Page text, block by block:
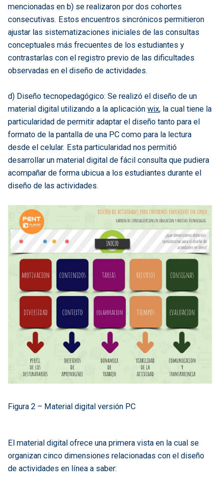
mencionadas en b) se realizaron por dos cohortes
consecutivas. Estos encuentros sincrónicos permitieron
ajustar las sistematizaciones iniciales de las consultas
conceptuales más frecuentes de los estudiantes y
contrastarlas con el registro previo de las dificultades
observadas en el diseño de actividades.
d) Diseño tecnopedagógico: Se realizó el diseño de un
material digital utilizando a la aplicaciónwix, la cual tiene la
particularidad de permitir adaptar el diseño tanto para el
formato de la pantalla de una PC como para la lectura
desde el celular. Esta particularidad nos permitió
desarrollar un material digital de fácil consulta que pudiera
acompañar de forma ubicua a los estudiantes durante el
diseño de las actividades.
Figura 2 – Material digital versión PC
El material digital ofrece una primera vista en la cual se
organizan cinco dimensiones relacionadas con el diseño
de actividades en línea a saber: